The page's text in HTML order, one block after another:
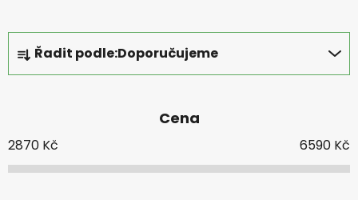
Ř
a
z
í
p
Řadit podle:Doporučujeme
Cena
2870 Kč 6590 Kč